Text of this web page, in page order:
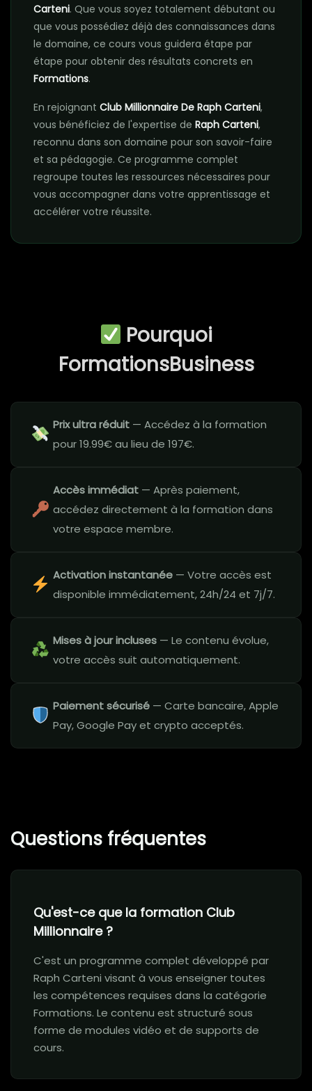
Carteni. Que vous soyez totalement débutant ou
que vous possédiez déjà des connaissances dans
le domaine, ce cours vous guidera étape par
étape pour obtenir des résultats concrets en
Formations.
En rejoignant Club Millionnaire De Raph Carteni,
vous bénéficiez de l'expertise de Raph Carteni,
reconnu dans son domaine pour son savoir-faire
et sa pédagogie. Ce programme complet
regroupe toutes les ressources nécessaires pour
vous accompagner dans votre apprentissage et
accélérer votre réussite.
Pourquoi
FormationsBusiness
Prix ultra réduit — Accédez à la formation
pour 19.99€ au lieu de 197€.
Accès immédiat — Après paiement,
accédez directement à la formation dans
votre espace membre.
Activation instantanée — Votre accès est
disponible immédiatement, 24h/24 et 7j/7.
Mises à jour incluses — Le contenu évolue,
votre accès suit automatiquement.
Paiement sécurisé — Carte bancaire, Apple
Pay, Google Pay et crypto acceptés.
Questions fréquentes
Qu'est-ce que la formation Club
Millionnaire ?
C'est un programme complet développé par
Raph Carteni visant à vous enseigner toutes
les compétences requises dans la catégorie
Formations. Le contenu est structuré sous
forme de modules vidéo et de supports de
cours.